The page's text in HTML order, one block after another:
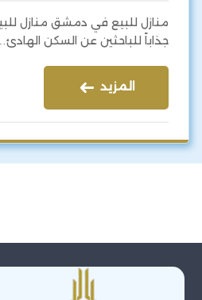
منازل للبيع في دمشق منازل
جذاباً للباحثين عن السكن
المزيد